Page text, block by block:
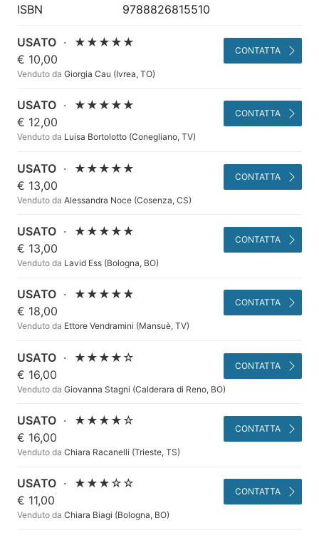
ISBN
9788826815510
USATO ·
★★★★★
€ 10,00
Venduto da Giorgia Cau (Ivrea, TO)
CONTATTA
USATO ·
★★★★★
€ 12,00
Venduto da Luisa Bortolotto (Conegliano, TV)
CONTATTA
USATO ·
★★★★★
€ 13,00
Venduto da Alessandra Noce (Cosenza, CS)
CONTATTA
USATO ·
★★★★★
€ 13,00
Venduto da Lavid Ess (Bologna, BO)
CONTATTA
USATO ·
★★★★★
€ 18,00
Venduto da Ettore Vendramini (Mansuè, TV)
CONTATTA
USATO ·
★★★★☆
€ 16,00
Venduto da Giovanna Stagni (Calderara di Reno, BO)
CONTATTA
USATO ·
★★★★☆
€ 16,00
Venduto da Chiara Racanelli (Trieste, TS)
CONTATTA
USATO ·
★★★☆☆
€ 11,00
Venduto da Chiara Biagi (Bologna, BO)
CONTATTA